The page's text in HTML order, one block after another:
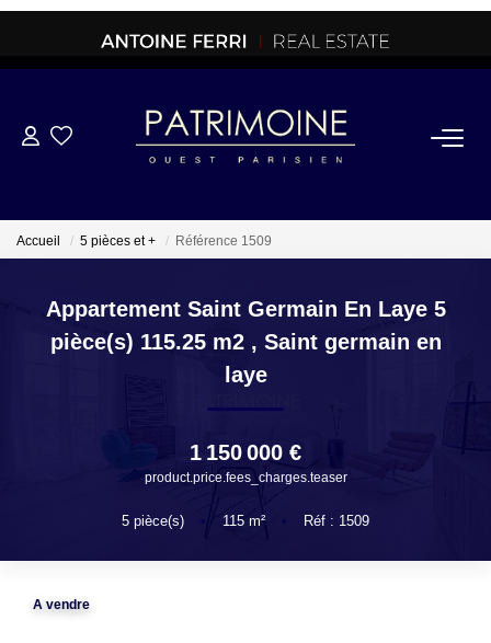
ACHETER
OFF MARKET
NORMANDIE/LA BAULE
BRETAGNE
NOTRE AGENCE
Accueil 5 pièces et + Référence 1509
Appartement Saint Germain En Laye 5
pièce(s) 115.25 m2 , Saint germain en
laye
1 150 000 €
product.price.fees_charges.teaser
5 pièce(s) 115 m² Réf : 1509
A vendre